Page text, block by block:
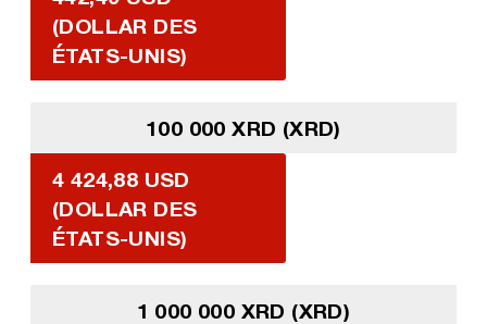
(DOLLAR DES
ÉTATS-UNIS)
100 000 XRD (XRD)
4 424,88 USD
(DOLLAR DES
ÉTATS-UNIS)
1 000 000 XRD (XRD)